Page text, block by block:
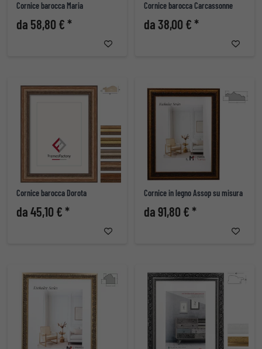
Cornice barocca Maria
da 58,80 € *
Cornice barocca Carcassonne
da 38,00 € *
Cornice barocca Dorota
da 45,10 € *
Cornice in legno Assop su misura
da 91,80 € *